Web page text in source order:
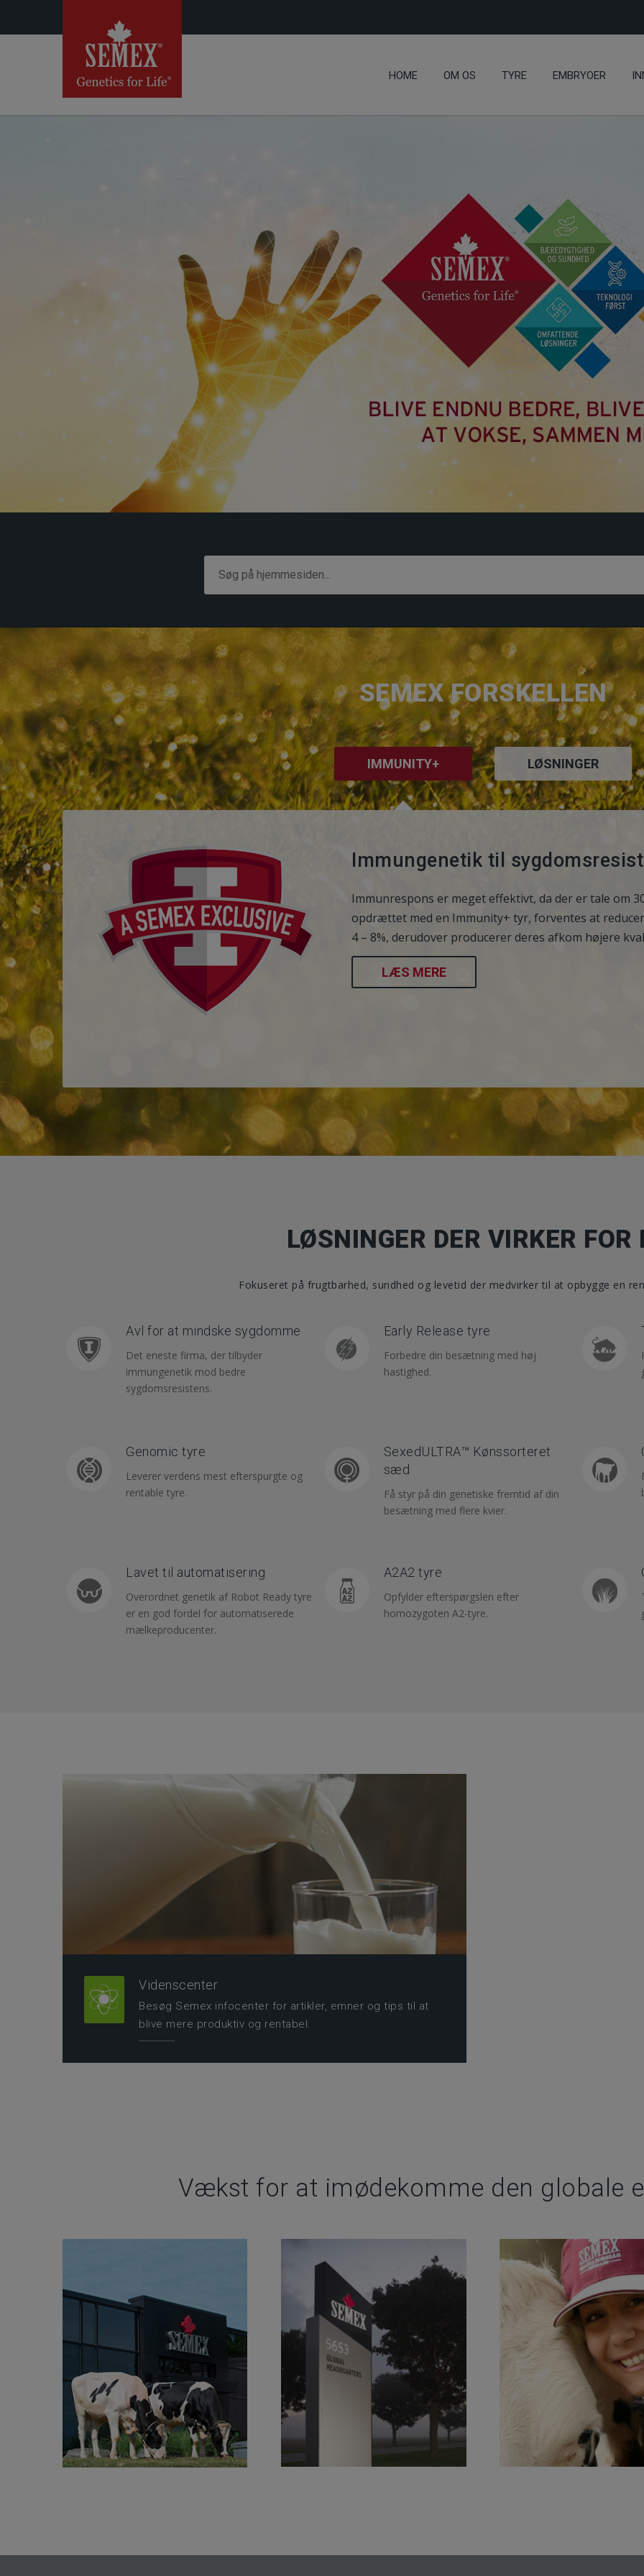
HOME OM OS TYRE EMBRYOER
SEMEX FORSKELLEN
IMMUNITY+ LØSNINGER
Immungenetik til
Immunrespons er meget effektivt, da der er tale om
opdrættet med en Immunity+ tyr, forventes at
4 – 8%, derudover producerer deres afkom højere
LÆS MERE
LØSNINGER DER VIRKER FOR
Fokuseret på frugtbarhed, sundhed og levetid der medvirker til at opbygge en
Avl for at mindske sygdomme
Det eneste firma, der tilbyder
immungenetik mod bedre
sygdomsresistens.
Genomic tyre
Leverer verdens mest efterspurgte og
rentable tyre.
Lavet til automatisering
Overordnet genetik af Robot Ready tyre
er en god fordel for automatiserede
mælkeproducenter.
Early Release tyre
Forbedre din besætning med høj
hastighed.
SexedULTRA™ Kønssorteret
sæd
Få styr på din genetiske fremtid af din
besætning med flere kvier.
A2A2 tyre
Opfylder efterspørgslen efter
homozygoten A2-tyre.
Videnscenter
Besøg Semex infocenter for artikler, emner og tips til at
blive mere produktiv og rentabel.
Vækst for at imødekomme den globale
verdens mest førende
genetik
Læs mere
110+
distribitører over hele verden
Læs mere
Vores kunder er
i vores succes
Læs mere